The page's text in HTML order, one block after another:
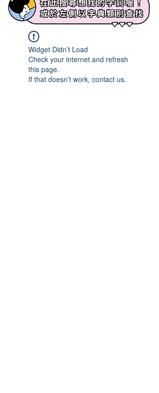
Widget Didn’t Load
Check your internet and refresh
this page.
If that doesn’t work, contact us.